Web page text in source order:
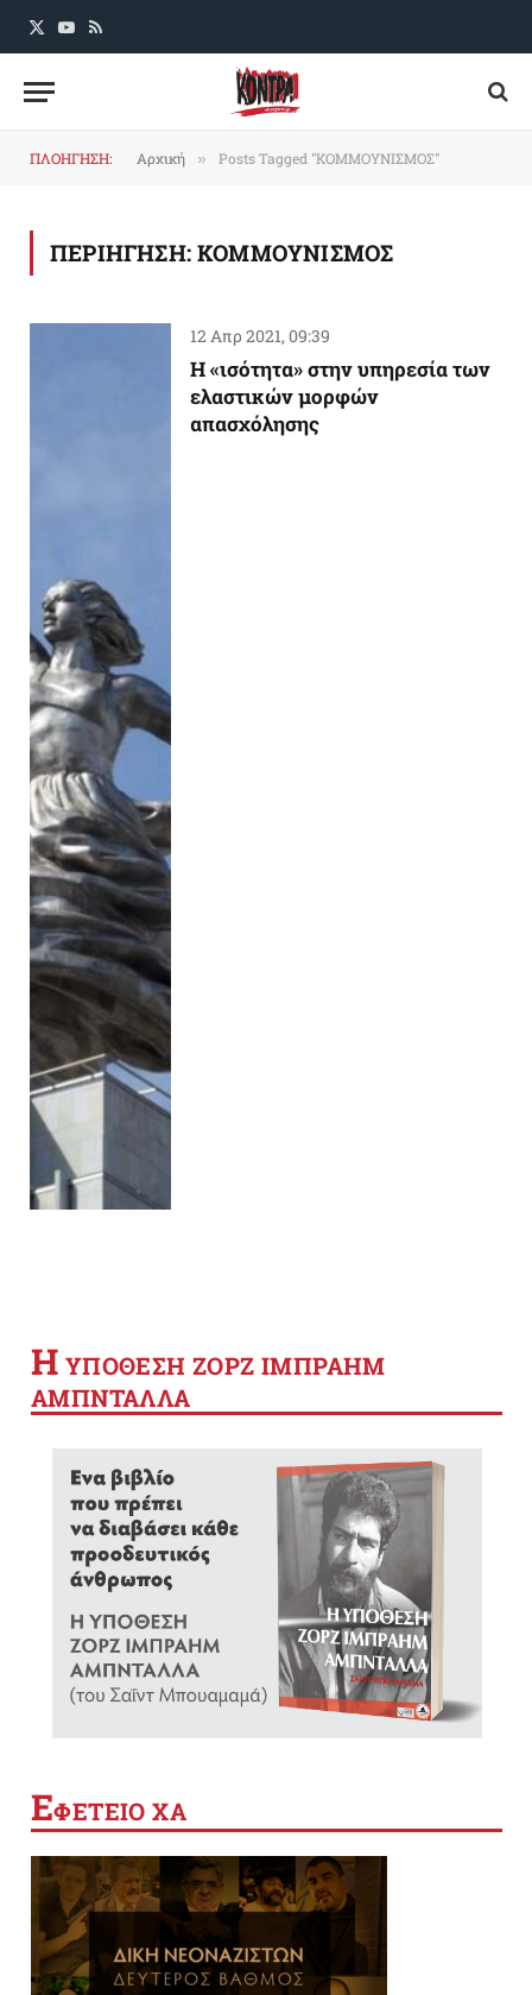
X
YouTube
RSS
ΠΛΟΗΓΗΣΗ: Αρχική » Posts Tagged "ΚΟΜΜΟΥΝΙΣΜΟΣ"
ΠΕΡΙΗΓΗΣΗ:ΚΟΜΜΟΥΝΙΣΜΟΣ
12 Απρ 2021, 09:39
Η «ισότητα» στην υπηρεσία των
ελαστικών μορφών
απασχόλησης
Η YΠΟΘΕΣΗ ΖΟΡΖ ΙΜΠΡΑΗΜ
ΑΜΠΝΤΑΛΛΑ
ΕΦΕΤΕΙΟ ΧΑ